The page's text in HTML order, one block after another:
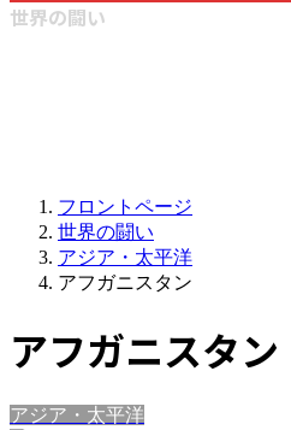
世界の闘い
フロントページ
世界の闘い
アジア・太平洋
アフガニスタン
アフガニスタン
アジア・太平洋